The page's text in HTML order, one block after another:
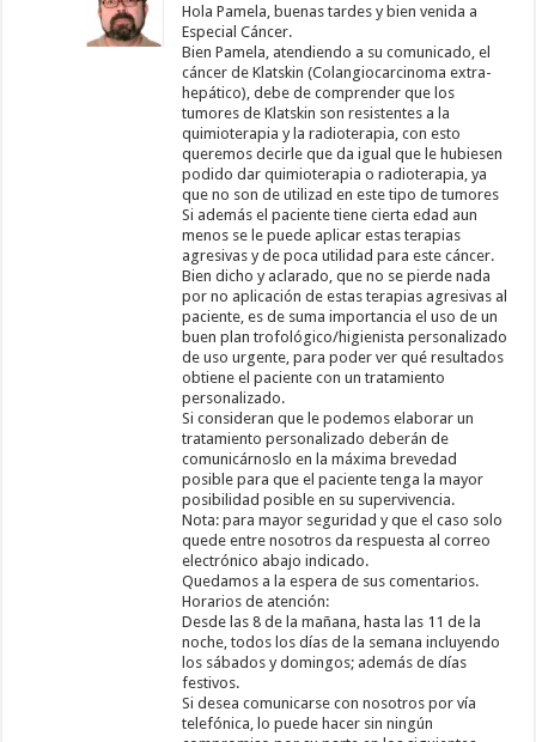
Hola Pamela, buenas tardes y bien venida a
Especial Cáncer.
Bien Pamela, atendiendo a su comunicado, el
cáncer de Klatskin (Colangiocarcinoma extra-
hepático), debe de comprender que los
tumores de Klatskin son resistentes a la
quimioterapia y la radioterapia, con esto
queremos decirle que da igual que le hubiesen
podido dar quimioterapia o radioterapia, ya
que no son de utilizad en este tipo de tumores
Si además el paciente tiene cierta edad aun
menos se le puede aplicar estas terapias
agresivas y de poca utilidad para este cáncer.
Bien dicho y aclarado, que no se pierde nada
por no aplicación de estas terapias agresivas al
paciente, es de suma importancia el uso de un
buen plan trofológico/higienista personalizado
de uso urgente, para poder ver qué resultados
obtiene el paciente con un tratamiento
personalizado.
Si consideran que le podemos elaborar un
tratamiento personalizado deberán de
comunicárnoslo en la máxima brevedad
posible para que el paciente tenga la mayor
posibilidad posible en su supervivencia.
Nota: para mayor seguridad y que el caso solo
quede entre nosotros da respuesta al correo
electrónico abajo indicado.
Quedamos a la espera de sus comentarios.
Horarios de atención:
Desde las 8 de la mañana, hasta las 11 de la
noche, todos los días de la semana incluyendo
los sábados y domingos; además de días
festivos.
Si desea comunicarse con nosotros por vía
telefónica, lo puede hacer sin ningún